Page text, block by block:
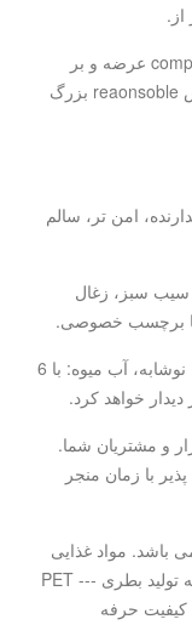
ما می توانیم آب پرتقال با قیمت بسیار competiitve عرضه و بر
اساس نماینده انحصاری در صورتی که سفارش reaonsoble بزرگ
امن تر، سالم
سیب سبز، زغال
با برچسب خصوصی.
ارائه 100٪ طبیعی و سالم نوشیدنی آلوئه ورا، نوشابه، آب میوه: با 6
خواهد کرد.
و مشتریان شما.
با زمان منجر
باشد. مواد غذایی
کنسرو پایه تولید بطری --- 10000 تن / ماه پایه تولید بطری PET ---